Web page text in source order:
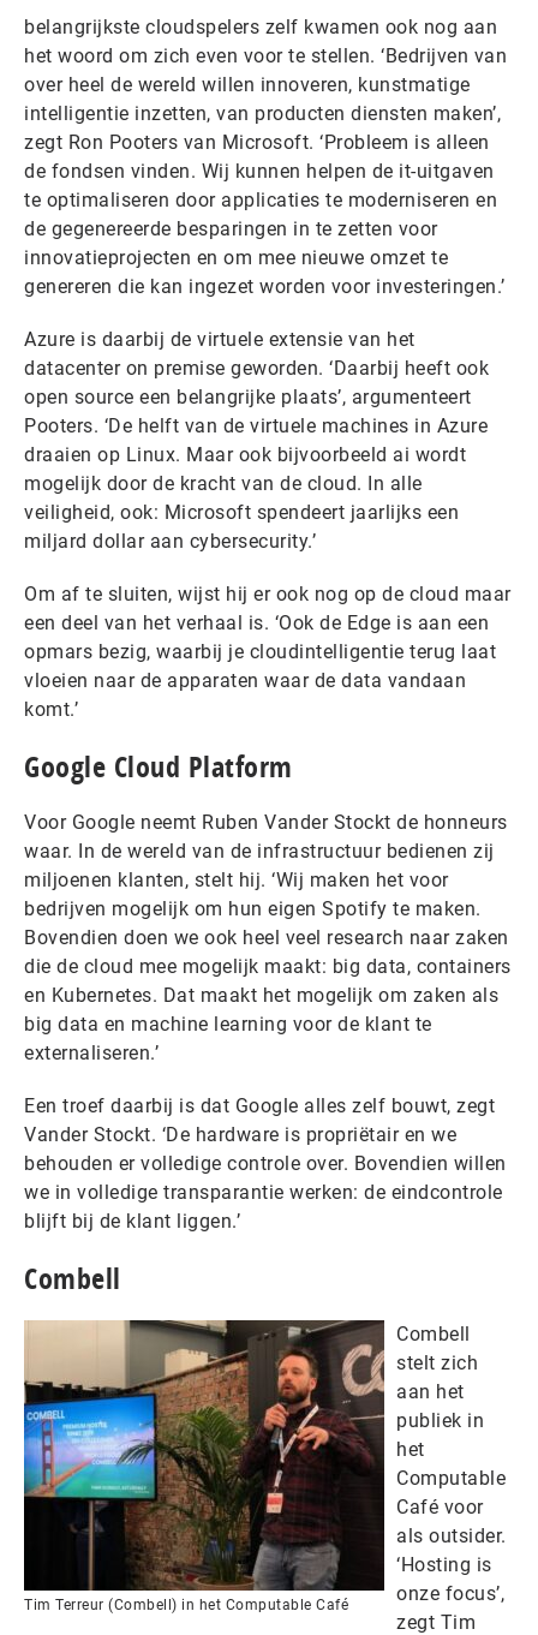
belangrijkste cloudspelers zelf kwamen ook nog aan
het woord om zich even voor te stellen. ‘Bedrijven van
over heel de wereld willen innoveren, kunstmatige
intelligentie inzetten, van producten diensten maken’,
zegt Ron Pooters van Microsoft. ‘Probleem is alleen
de fondsen vinden. Wij kunnen helpen de it-uitgaven
te optimaliseren door applicaties te moderniseren en
de gegenereerde besparingen in te zetten voor
innovatieprojecten en om mee nieuwe omzet te
genereren die kan ingezet worden voor investeringen.’
Azure is daarbij de virtuele extensie van het
datacenter on premise geworden. ‘Daarbij heeft ook
open source een belangrijke plaats’, argumenteert
Pooters. ‘De helft van de virtuele machines in Azure
draaien op Linux. Maar ook bijvoorbeeld ai wordt
mogelijk door de kracht van de cloud. In alle
veiligheid, ook: Microsoft spendeert jaarlijks een
miljard dollar aan cybersecurity.’
Om af te sluiten, wijst hij er ook nog op de cloud maar
een deel van het verhaal is. ‘Ook de Edge is aan een
opmars bezig, waarbij je cloudintelligentie terug laat
vloeien naar de apparaten waar de data vandaan
komt.’
Google Cloud Platform
Voor Google neemt Ruben Vander Stockt de honneurs
waar. In de wereld van de infrastructuur bedienen zij
miljoenen klanten, stelt hij. ‘Wij maken het voor
bedrijven mogelijk om hun eigen Spotify te maken.
Bovendien doen we ook heel veel research naar zaken
die de cloud mee mogelijk maakt: big data, containers
en Kubernetes. Dat maakt het mogelijk om zaken als
big data en machine learning voor de klant te
externaliseren.’
Een troef daarbij is dat Google alles zelf bouwt, zegt
Vander Stockt. ‘De hardware is propriëtair en we
behouden er volledige controle over. Bovendien willen
we in volledige transparantie werken: de eindcontrole
blijft bij de klant liggen.’
Combell
Tim Terreur (Combell) in het Computable Café
Combell
stelt zich
aan het
publiek in
het
Computable
Café voor
als outsider.
‘Hosting is
onze focus’,
zegt Tim